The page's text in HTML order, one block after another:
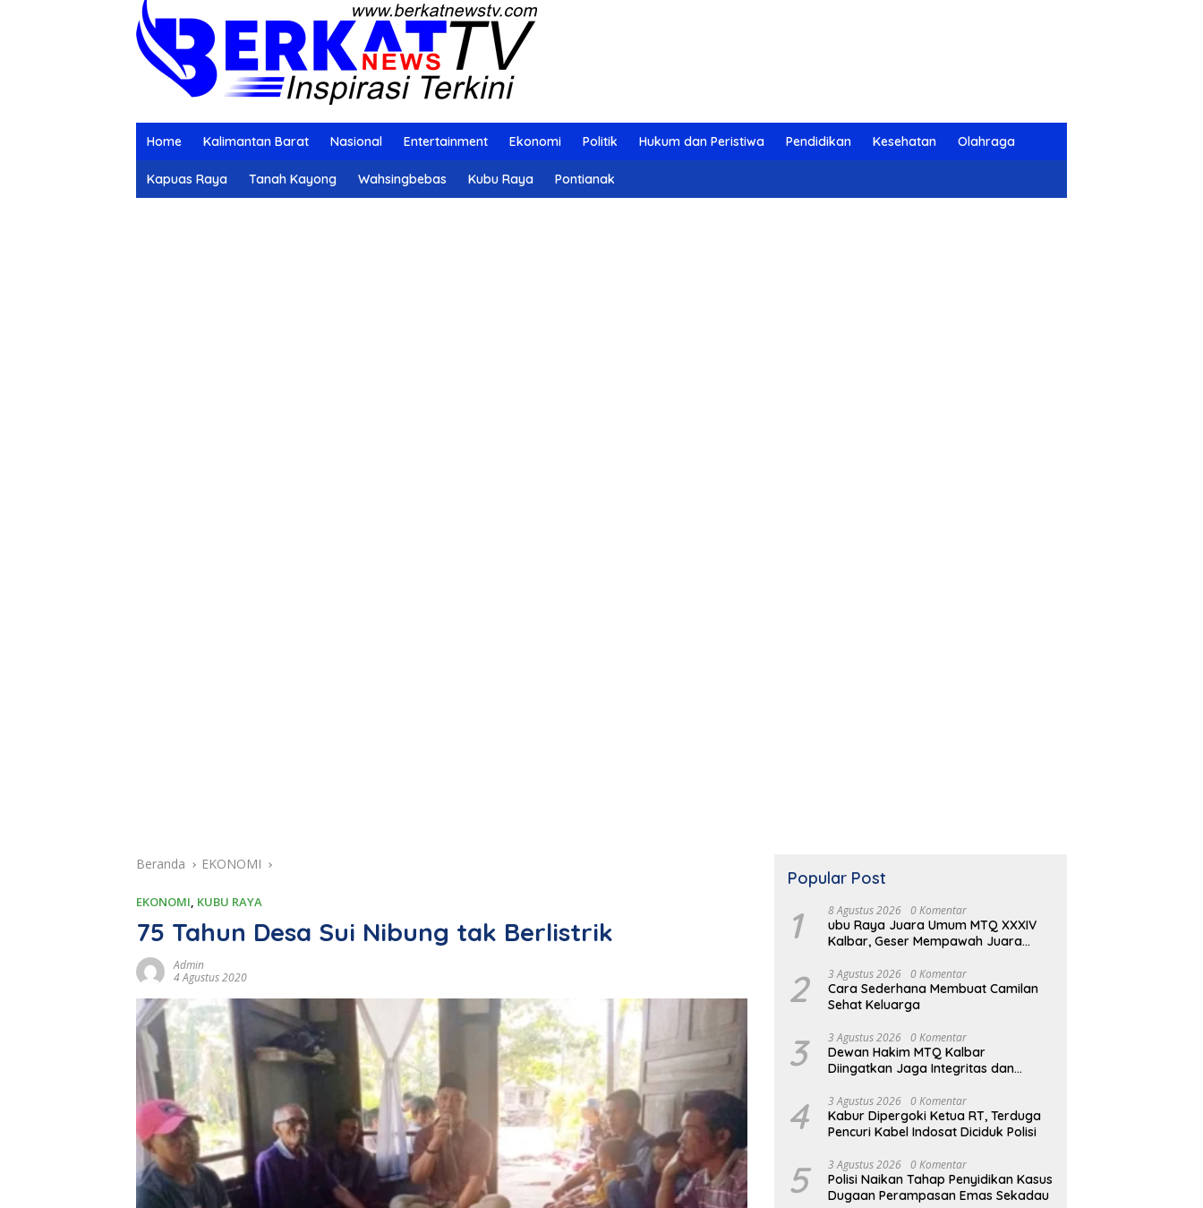
Home Kalimantan Barat Nasional Entertainment Ekonomi Politik Hukum dan Peristiwa Pendidikan Kesehatan Olahraga
Kapuas Raya Tanah Kayong Wahsingbebas Kubu Raya Pontianak
Beranda EKONOMI
EKONOMI, KUBU RAYA
75 Tahun Desa Sui Nibung tak Berlistrik
Admin
4 Agustus 2020
Popular Post
1 8 Agustus 2026 0 Komentar
ubu Raya Juara Umum MTQ XXXIV
Kalbar, Geser Mempawah Juara
2 3 Agustus 2026 0 Komentar
Cara Sederhana Membuat Camilan
Sehat Keluarga
3 3 Agustus 2026 0 Komentar
Dewan Hakim MTQ Kalbar
Diingatkan Jaga Integritas dan
4 3 Agustus 2026 0 Komentar
Kabur Dipergoki Ketua RT, Terduga
Pencuri Kabel Indosat Diciduk Polisi
5 3 Agustus 2026 0 Komentar
Polisi Naikan Tahap Penyidikan Kasus
Dugaan Perampasan Emas Sekadau